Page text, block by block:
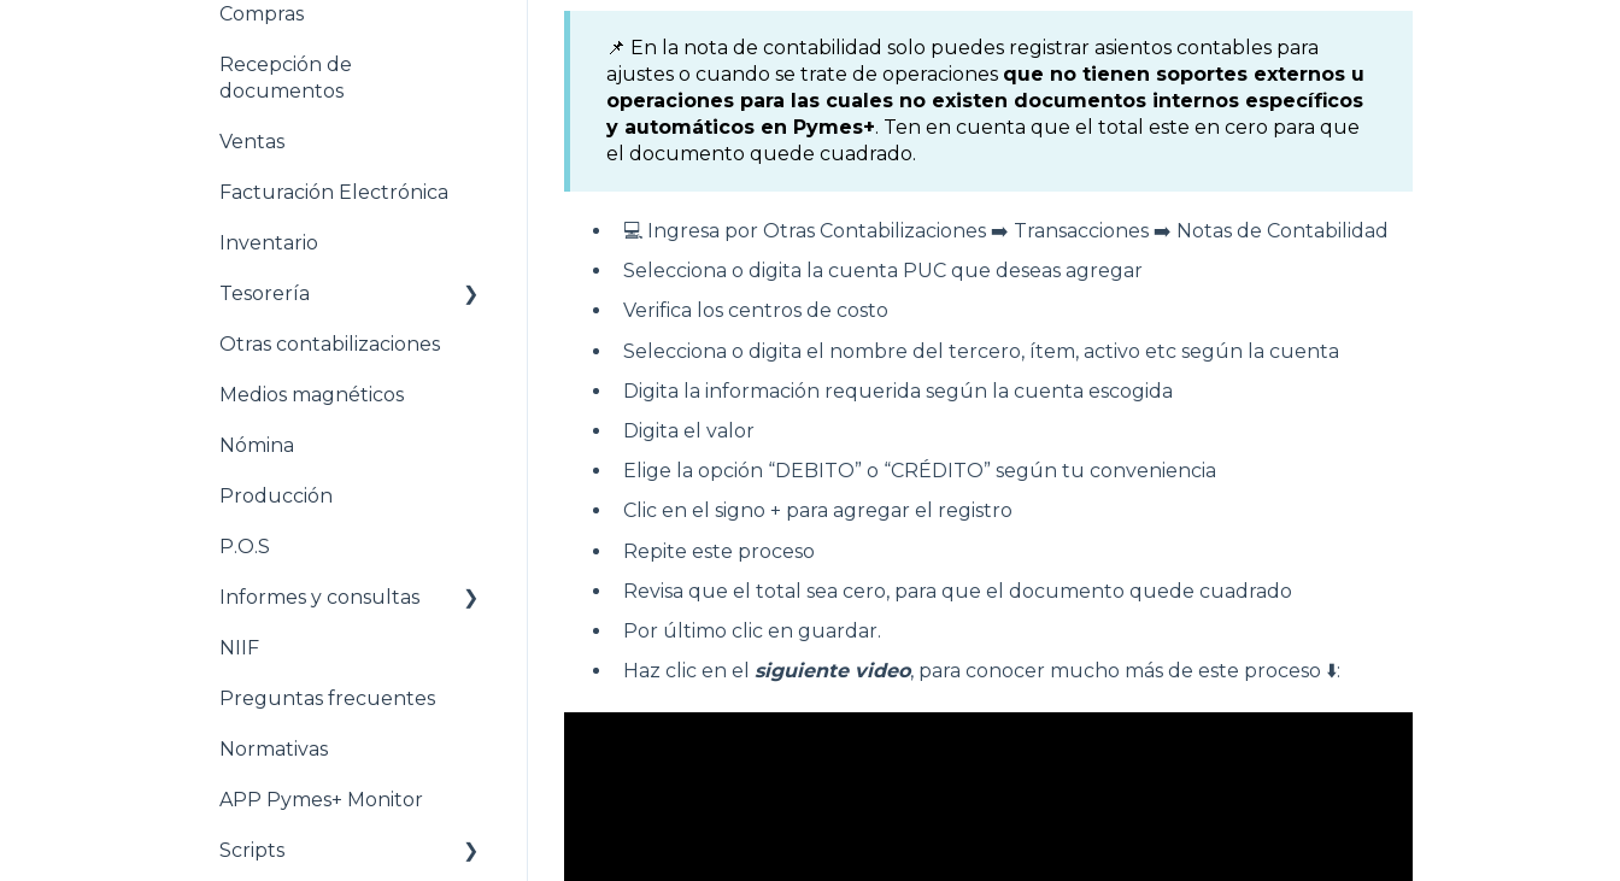
📌 En la nota de contabilidad solo puedes registrar asientos contables para
ajustes o cuando se trate de operaciones que no tienen soportes externos u
operaciones para las cuales no existen documentos internos específicos
y automáticos en Pymes+. Ten en cuenta que el total este en cero para que
el documento quede cuadrado.
💻 Ingresa por Otras Contabilizaciones ➡️ Transacciones ➡️ Notas de Contabilidad
Selecciona o digita la cuenta PUC que deseas agregar
Verifica los centros de costo
Selecciona o digita el nombre del tercero, ítem, activo etc según la cuenta
Digita la información requerida según la cuenta escogida
Digita el valor
Elige la opción “DEBITO” o “CRÉDITO” según tu conveniencia
Clic en el signo + para agregar el registro
Repite este proceso
Revisa que el total sea cero, para que el documento quede cuadrado
Por último clic en guardar.
Haz clic en el siguiente video, para conocer mucho más de este proceso ⬇️:
Pasos para configurar
Estructuración General
Estructuración
Compras
Estructuración Ventas
Estructuración
Tesorería
Pasos para configurar la
Producción
Estructuración
POS
Estructuración POS
Compras
Recepción de
documentos
Ventas
Facturación Electrónica
Inventario
Tesorería
Conciliacion bancaria
Otras contabilizaciones
Medios magnéticos
Nómina
Producción
P.O.S
Informes y consultas
Nomina
NIIF
Preguntas frecuentes
Normativas
APP Pymes+ Monitor
Scripts